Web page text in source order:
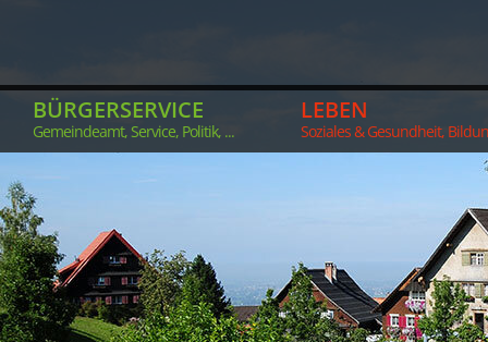
BÜRGERSERVICE
Gemeindeamt, Service, Politik, ...
LEBEN
Soziales & Gesundheit,